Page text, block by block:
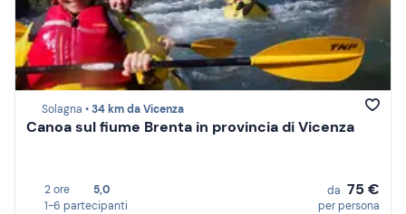
Solagna •34 km da Vicenza
Canoa sul fiume Brenta in provincia di Vicenza
2 ore
5,0
1-6 partecipanti
da 75 €
per persona